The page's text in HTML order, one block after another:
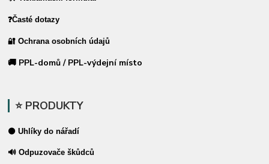
❓Časté dotazy
🔐 Ochrana osobních údajů
🚚 PPL-domů / PPL-výdejní místo
⭐ PRODUKTY
⚫ Uhlíky do nářadí
🔊 Odpuzovače škůdců